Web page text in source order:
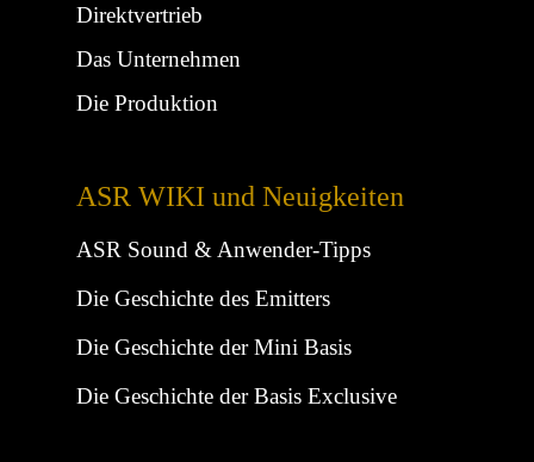
ASR WIKI und Neuigkeiten
ASR Sound & Anwender-Tipps
Die Geschichte des Emitters
Die Geschichte der Mini Basis
Die Geschichte der Basis Exclusive
Direktvertrieb
Das Unternehmen
Die Produktion